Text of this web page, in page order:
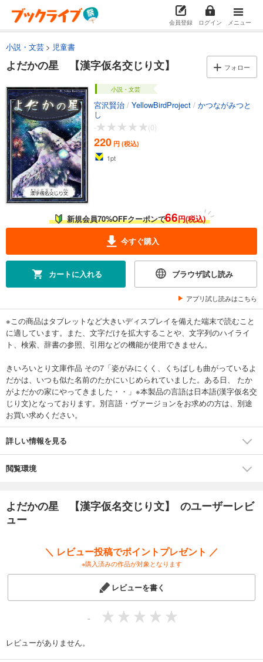
会員登録 ログイン メニュー
小説・文芸 児童書
よだかの星 【漢字仮名交じり文】 フォロー
小説・文芸
宮沢賢治 / YellowBirdProject / かつながみつと
し
-
(0)
220 円 (税込)
1pt
新規会員70%OFFクーポンで66円(税込)
今すぐ購入
カートに入れる ブラウザ試し読み
アプリ試し読みはこちら
※この商品はタブレットなど大きいディスプレイを備えた端末で読むこと
に適しています。また、文字だけを拡大することや、文字列のハイライ
ト、検索、辞書の参照、引用などの機能が使用できません。
きいろいとり文庫作品 その7「姿がみにくく、くちばしも曲がっているよ
だかは、いつも似た名前のたかにいじめられていました。ある日、 たか
がよだかの家にやってきました・・」※本製品の言語は日本語(漢字仮名交
じり文)となっております。別言語・ヴァージョンをお求めの方は、別途
お買い求めください。
詳しい情報を見る
閲覧環境
よだかの星 【漢字仮名交じり文】 のユーザーレビ
ュー
＼ レビュー投稿でポイントプレゼント ／
※購入済みの作品が対象となります
レビューを書く
-
レビューがありません。